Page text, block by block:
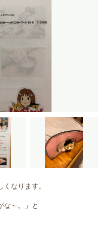
なります。
な～。」と